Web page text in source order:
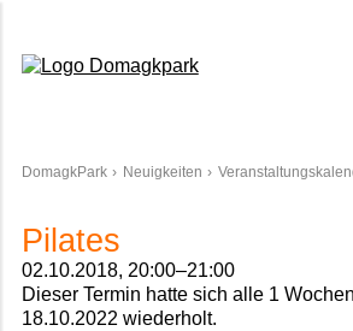
DomagkPark Neuigkeiten
Pilates
02.10.2018, 20:00–21:00
Dieser Termin hatte sich alle 1
18.10.2022 wiederholt.